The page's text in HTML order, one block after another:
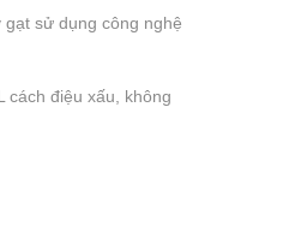
sử dụng công nghệ
cách điệu xấu, không